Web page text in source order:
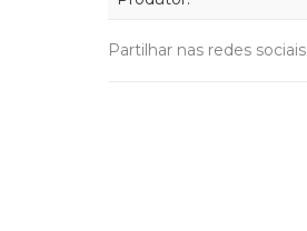
Partilhar nas redes sociais